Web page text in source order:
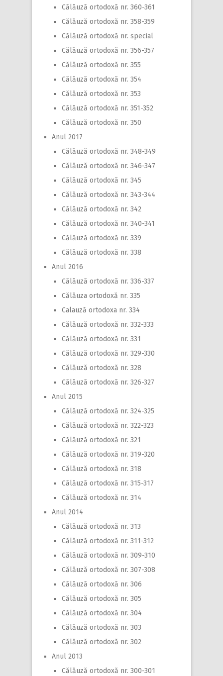
Călăuză ortodoxă nr. 360-361
Călăuză ortodoxă nr. 358-359
Călăuză ortodoxă nr. special
Călăuză ortodoxă nr. 356-357
Călăuză ortodoxă nr. 355
Călăuză ortodoxă nr. 354
Călăuză ortodoxă nr. 353
Călăuză ortodoxă nr. 351-352
Călăuză ortodoxă nr. 350
Anul 2017
Călăuză ortodoxă nr. 348-349
Călăuză ortodoxă nr. 346-347
Călăuză ortodoxă nr. 345
Călăuză ortodoxă nr. 343-344
Călăuză ortodoxă nr. 342
Călăuză ortodoxă nr. 340-341
Călăuză ortodoxă nr. 339
Călăuză ortodoxă nr. 338
Anul 2016
Călăuză ortodoxă nr. 336-337
Călăuza ortodoxă nr. 335
Calauză ortodoxa nr. 334
Călăuză ortodoxă nr. 332-333
Călăuză ortodoxă nr. 331
Călăuză ortodoxă nr. 329-330
Călăuză ortodoxă nr. 328
Călăuză ortodoxă nr. 326-327
Anul 2015
Călăuză ortodoxă nr. 324-325
Călăuză ortodoxă nr. 322-323
Călăuză ortodoxă nr. 321
Călăuză ortodoxă nr. 319-320
Călăuză ortodoxă nr. 318
Călăuză ortodoxă nr. 315-317
Călăuză ortodoxă nr. 314
Anul 2014
Călăuză ortodoxă nr. 313
Călăuză ortodoxă nr. 311-312
Călăuză ortodoxă nr. 309-310
Călăuză ortodoxă nr. 307-308
Călăuză ortodoxă nr. 306
Călăuză ortodoxă nr. 305
Călăuză ortodoxă nr. 304
Călăuză ortodoxă nr. 303
Călăuză ortodoxă nr. 302
Anul 2013
Călăuză ortodoxă nr. 300-301